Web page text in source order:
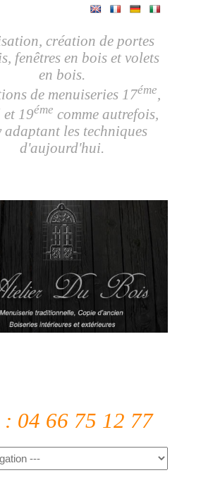
création de portes
fenêtres en bois et volets
en bois.
de menuiseries 17éme,
et 19éme comme autrefois,
adaptant les techniques
d'aujourd'hui.
: 04 66 75 12 77